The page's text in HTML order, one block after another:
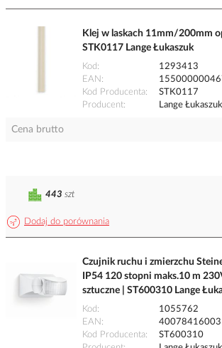
Klej w laskach 11mm/200mm
STK0117 Lange Łukaszuk
Kod
1293413
EAN
Kod Producenta
STK0117
Producent
Lange Łukaszuk
Cena brutto
Dodaj do porównania
443 szt
Czujnik ruchu i zmierzchu
IP54 120 stopni maks.10 m
sztuczne | ST600310 Lange
Kod
1055762
EAN
Kod Producenta
ST600310